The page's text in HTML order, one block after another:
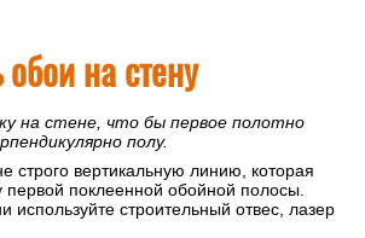
на стену
на стене, что бы первое полотно
полу.
строго вертикальную линию, которая
первой поклеенной обойной полосы.
используйте строительный отвес, лазер